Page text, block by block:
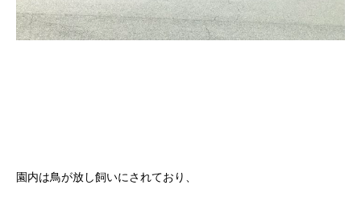
園内は鳥が放し飼いにされており、